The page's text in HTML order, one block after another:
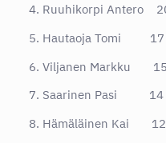
4. Ruuhikorpi
5. Hautaoja Tomi 17
6. Viljanen
7. Saarinen Pasi
8. Hämäläinen Kai 12